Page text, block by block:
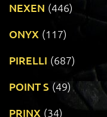
NEXEN (446)
ONYX (117)
PIRELLI (687)
POINT S (49)
PRINX (34)